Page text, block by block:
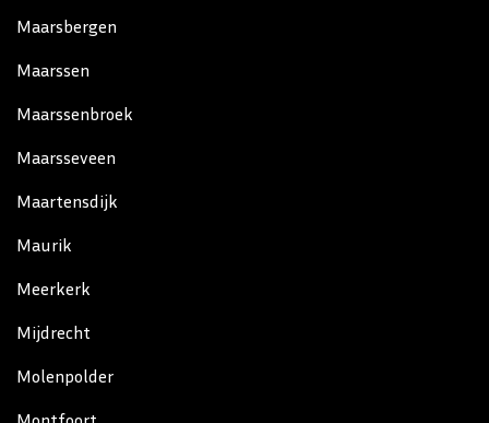
Maarsbergen
Maarssen
Maarssenbroek
Maarsseveen
Maartensdijk
Maurik
Meerkerk
Mijdrecht
Molenpolder